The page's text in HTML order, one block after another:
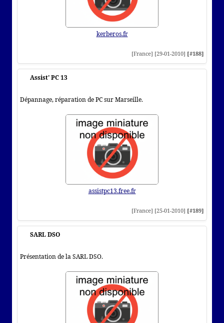
kerberos.fr
[France] [29-01-2010] [#188]
Assist' PC 13
Dépannage, réparation de PC sur Marseille.
assistpc13.free.fr
[France] [25-01-2010] [#189]
SARL DSO
Présentation de la SARL DSO.